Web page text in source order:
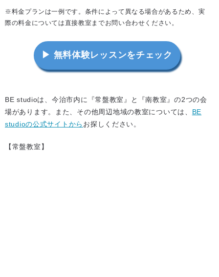
※料金プランは一例です。条件によって異なる場合があるため、実
際の料金については直接教室までお問い合わせください。
▶ 無料体験レッスンをチェック
BE studioは、今治市内に『常盤教室』と『南教室』の2つの会
場があります。また、その他周辺地域の教室については、 BE
studioの公式サイトから お探しください。
【常盤教室】